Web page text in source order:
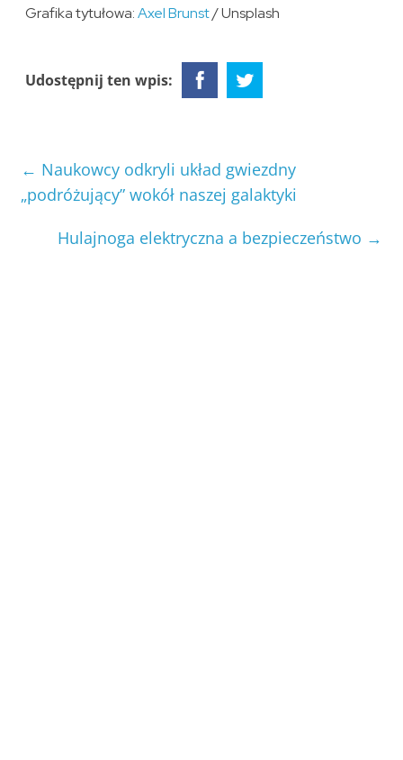
Grafika tytułowa:Axel Brunst/ Unsplash
Udostępnij ten wpis:
← Naukowcy odkryli układ gwiezdny
„podróżujący” wokół naszej galaktyki
Hulajnoga elektryczna a bezpieczeństwo →